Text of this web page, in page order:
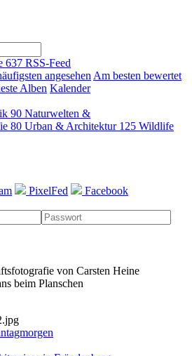
637 RSS-Feed
angesehen Am besten bewertet
Alben Kalender
90 Naturwelten &
80 Urban & Architektur 125 Wildlife
PixelFed
Facebook
von Carsten Heine
beim Planschen